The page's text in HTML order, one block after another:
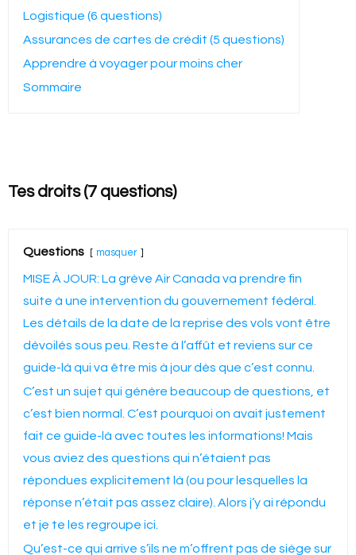
Logistique (6 questions)
Assurances de cartes de crédit (5 questions)
Apprendre à voyager pour moins cher
Sommaire
Tes droits (7 questions)
Questions masquer
MISE À JOUR: La grève Air Canada va prendre fin
suite à une intervention du gouvernement fédéral.
Les détails de la date de la reprise des vols vont être
dévoilés sous peu. Reste à l’affût et reviens sur ce
guide-là qui va être mis à jour dès que c’est connu.
C’est un sujet qui génère beaucoup de questions, et
c’est bien normal. C’est pourquoi on avait justement
fait ce guide-là avec toutes les informations! Mais
vous aviez des questions qui n’étaient pas
répondues explicitement là (ou pour lesquelles la
réponse n’était pas assez claire). Alors j’y ai répondu
et je te les regroupe ici.
Qu’est-ce qui arrive s’ils ne m’offrent pas de siège sur